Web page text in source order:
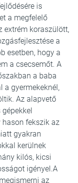
is
a megfelelő
extrém koraszülött,
a
esetben, hogy a
a csecsemőt. A
a baba
a gyermekeknél,
Az alapvető
fekszik az
gyakran
kerülnek
kilós, kicsi
igényel.A
az